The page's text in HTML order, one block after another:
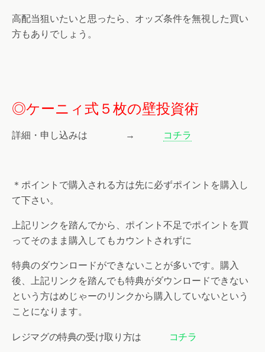
高配当狙いたいと思ったら、オッズ条件を無視した買い
方もありでしょう。
◎ケーニィ式５枚の壁投資術
詳細・申し込みは → コチラ
＊ポイントで購入される方は先に必ずポイントを購入し
て下さい。
上記リンクを踏んでから、ポイント不足でポイントを買
ってそのまま購入してもカウントされずに
特典のダウンロードができないことが多いです。購入
後、上記リンクを踏んでも特典がダウンロードできない
という方はめじゃーのリンクから購入していないという
ことになります。
レジマグの特典の受け取り方は コチラ